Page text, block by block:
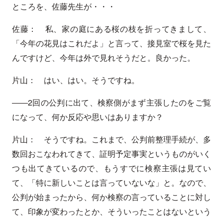
ところを、佐藤先生が・・・
佐藤： 私、家の庭にある桜の枝を折ってきまして、
「今年の花見はこれだよ」と言って、接見室で桜を見た
んですけど、今年は外で見れそうだと。良かった。
片山： はい、はい。そうですね。
――2回の公判に出て、検察側がまず主張したのをご覧
になって、何か反応や思いはありますか？
片山： そうですね。これまで、公判前整理手続が、多
数回おこなわれてきて、証明予定事実というものがいく
つも出てきているので、もうすでに検察主張は見てい
て、「特に新しいことは言っていないな」と。なので、
公判が始まったから、何か検察の言っていることに対し
て、印象が変わったとか、そういったことはないという